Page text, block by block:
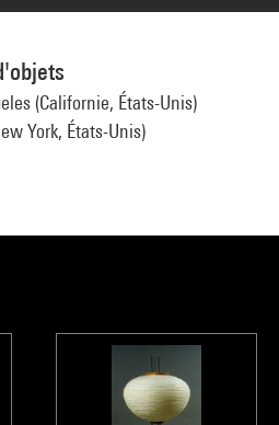
(Californie, États-Unis)
York, États-Unis)